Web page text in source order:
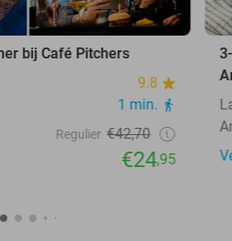
bij Café Pitchers
9.8
1 min.
Regulier €42,70
€24,95